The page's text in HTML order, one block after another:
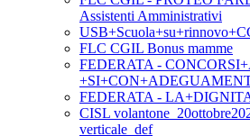
Assistenti Amministrativi
FLC CGIL Bonus mamme
FEDERATA -
FEDERATA -
CISL
verticale_def